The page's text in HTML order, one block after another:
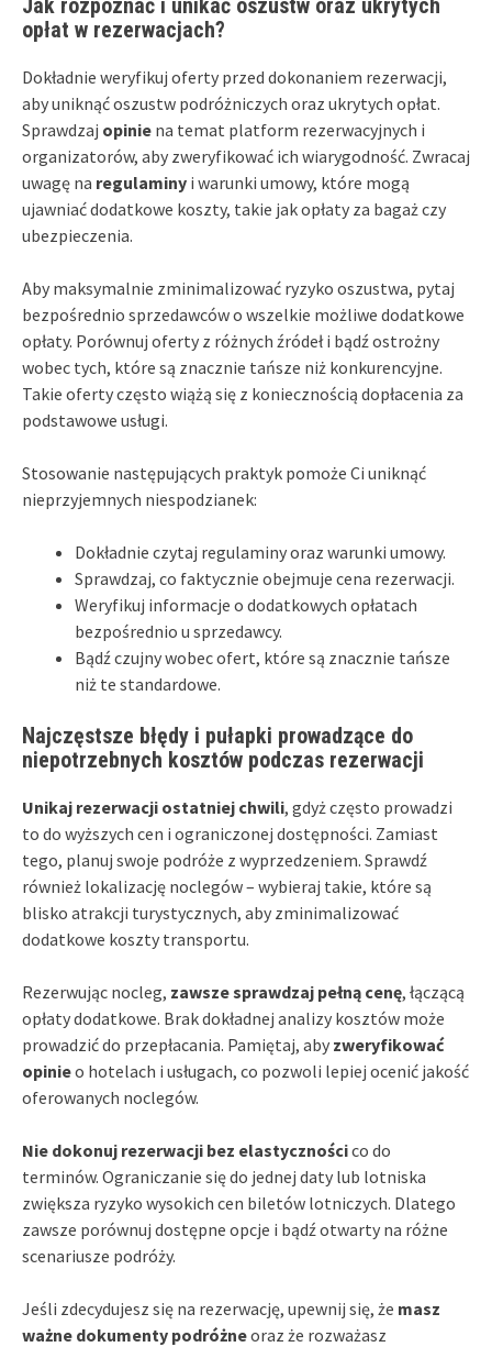
opłat w rezerwacjach?
Dokładnie weryfikuj oferty przed dokonaniem rezerwacji,
aby uniknąć oszustw podróżniczych oraz ukrytych opłat.
Sprawdzaj opinie na temat platform rezerwacyjnych i
organizatorów, aby zweryfikować ich wiarygodność. Zwracaj
uwagę na regulaminy i warunki umowy, które mogą
ujawniać dodatkowe koszty, takie jak opłaty za bagaż czy
ubezpieczenia.
Aby maksymalnie zminimalizować ryzyko oszustwa, pytaj
bezpośrednio sprzedawców o wszelkie możliwe dodatkowe
opłaty. Porównuj oferty z różnych źródeł i bądź ostrożny
wobec tych, które są znacznie tańsze niż konkurencyjne.
Takie oferty często wiążą się z koniecznością dopłacenia za
podstawowe usługi.
Stosowanie następujących praktyk pomoże Ci uniknąć
nieprzyjemnych niespodzianek:
Dokładnie czytaj regulaminy oraz warunki umowy.
Sprawdzaj, co faktycznie obejmuje cena rezerwacji.
Weryfikuj informacje o dodatkowych opłatach
bezpośrednio u sprzedawcy.
Bądź czujny wobec ofert, które są znacznie tańsze
niż te standardowe.
Najczęstsze błędy i pułapki prowadzące do
niepotrzebnych kosztów podczas rezerwacji
Unikaj rezerwacji ostatniej chwili, gdyż często prowadzi
to do wyższych cen i ograniczonej dostępności. Zamiast
tego, planuj swoje podróże z wyprzedzeniem. Sprawdź
również lokalizację noclegów – wybieraj takie, które są
blisko atrakcji turystycznych, aby zminimalizować
dodatkowe koszty transportu.
Rezerwując nocleg, zawsze sprawdzaj pełną cenę, łączącą
opłaty dodatkowe. Brak dokładnej analizy kosztów może
prowadzić do przepłacania. Pamiętaj, aby zweryfikować
opinieo hotelach i usługach, co pozwoli lepiej ocenić jakość
oferowanych noclegów.
Nie dokonuj rezerwacji bez elastycznościco do
terminów. Ograniczanie się do jednej daty lub lotniska
zwiększa ryzyko wysokich cen biletów lotniczych. Dlatego
zawsze porównuj dostępne opcje i bądź otwarty na różne
scenariusze podróży.
Jeśli zdecydujesz się na rezerwację, upewnij się, że masz
ważne dokumenty podróżneoraz że rozważasz